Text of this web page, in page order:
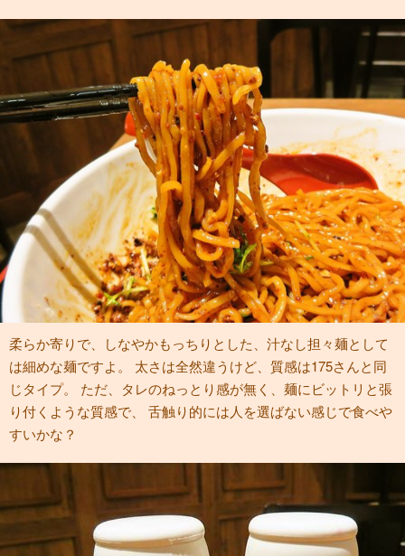
柔らか寄りで、しなやかもっちりとした、汁なし担々麺として
は細めな麺ですよ。 太さは全然違うけど、質感は175さんと同
じタイプ。 ただ、タレのねっとり感が無く、麺にビットリと張
り付くような質感で、 舌触り的には人を選ばない感じで食べや
すいかな？